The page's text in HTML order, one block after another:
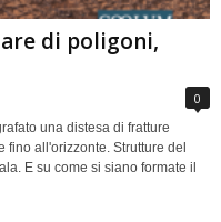
di poligoni,
0
una distesa di fratture
fino all'orizzonte. Strutture del
E su come si siano formate il